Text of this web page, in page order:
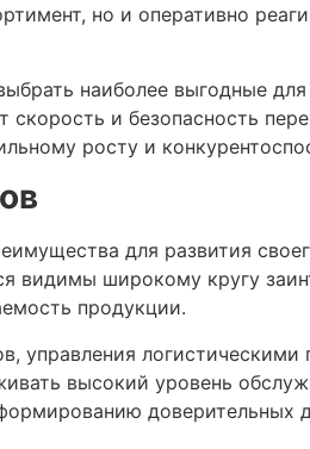
но и оперативно
наиболее выгодные
и безопасность
росту и
для развития
видимы широкому кругу
продукции.
управления логистическими
высокий уровень
доверительных